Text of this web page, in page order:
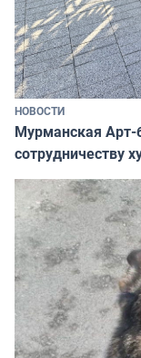
НОВОСТИ
Мурманская Арт-
сотрудничеству